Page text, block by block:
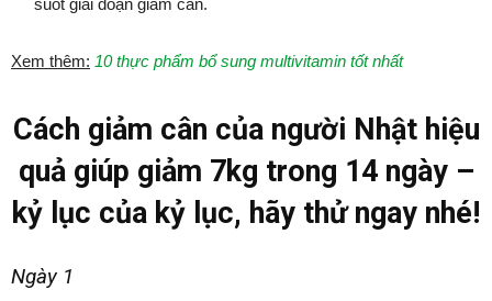
Xem thêm: 10 thực phẩm bổ sung multivitamin tốt nhất
Cách giảm cân của người Nhật hiệu
quả giúp giảm 7kg trong 14 ngày –
kỷ lục của kỷ lục, hãy thử ngay nhé!
Ngày 1